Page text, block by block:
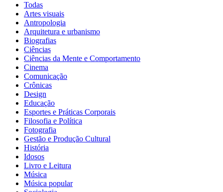
Todas
Artes visuais
Antropologia
Arquitetura e urbanismo
Biografias
Ciências
Ciências da Mente e Comportamento
Cinema
Comunicação
Crônicas
Design
Educação
Esportes e Práticas Corporais
Filosofia e Política
Fotografia
Gestão e Produção Cultural
História
Idosos
Livro e Leitura
Música
Música popular